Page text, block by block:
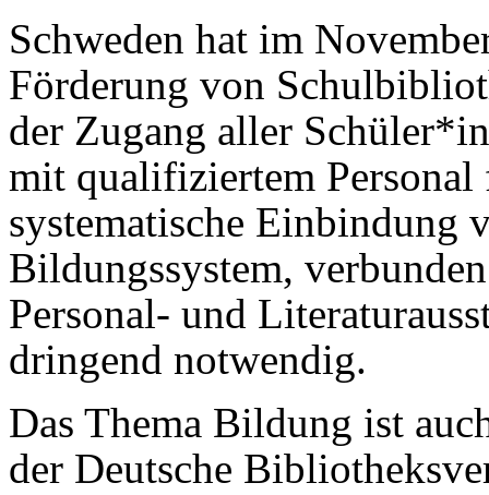
Schweden hat im
Förderung von
der Zugang aller
mit qualifiziertem
systematische Einbindung
Bildungssystem,
Personal- und
dringend notwendig.
Das Thema Bildung ist
der Deutsche